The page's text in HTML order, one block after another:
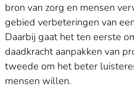
bron van zorg en mensen
gebied verbeteringen van
Daarbij gaat het ten eerste
daadkracht aanpakken van
tweede om het beter
mensen willen.